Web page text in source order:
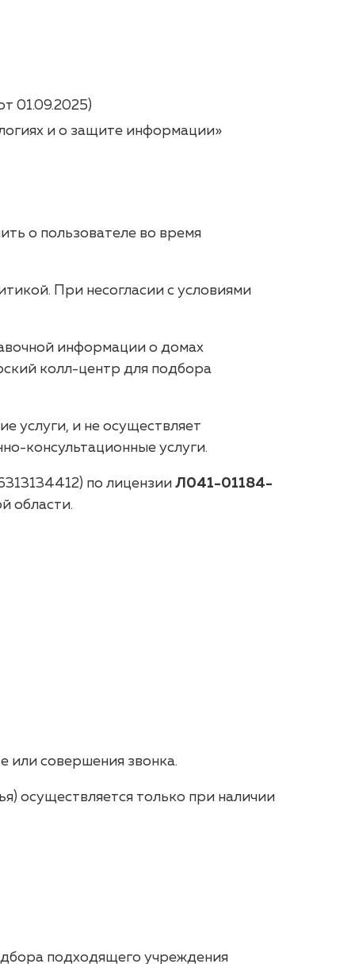
01.09.2025)
и о защите информации»
о пользователе во время
При несогласии с условиями
информации о домах
колл-центр для подбора
услуги, и не осуществляет
консультационные услуги.
по лицензии Л041-01184-
области.
или совершения звонка.
осуществляется только при наличии
подходящего учреждения